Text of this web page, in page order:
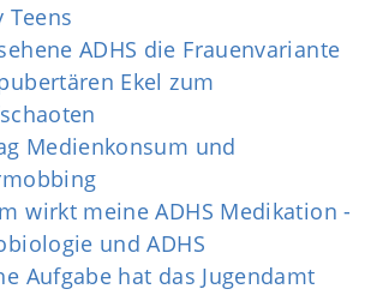
Teens
ADHS die Frauenvariante
Ekel zum
Medienkonsum und
wirkt meine ADHS Medikation -
und ADHS
Aufgabe hat das Jugendamt